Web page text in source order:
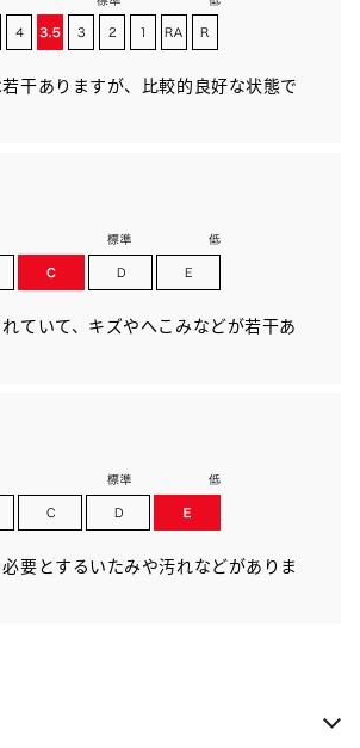
干ありますが、比較的良好な状態で
ていて、キズやへこみなどが若干あ
要とするいたみや汚れなどがありま